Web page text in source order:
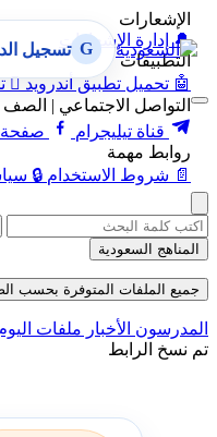
الإشعارات
🔔 إدارة الإشعارات
التطبيقات
🤖 تحميل تطبيق أندرويد 
التواصل الاجتماعي | الصف
قناة تيليجرام
صفحة
روابط مهمة
📄 شروط الاستخدام 🔒
G تسجيل
المناهج السعودية
جميع الملفات المتوفرة بحسب الصف
المدرسون الأخبار ملفات
تم نسخ الرابط